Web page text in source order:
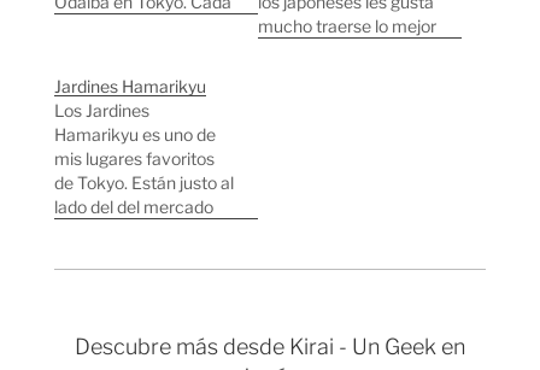
Center que va a
aterrizar al aeropuerto
de Haneda a orillas de
la bahía de Tokyo.
mucho traerse lo mejor
Jardines Hamarikyu
Los Jardines
Hamarikyu es uno de
mis lugares favoritos
de Tokyo. Están justo al
lado del del mercado
Tokugawa y más tarde
Descubre más desde Kirai - Un Geek en